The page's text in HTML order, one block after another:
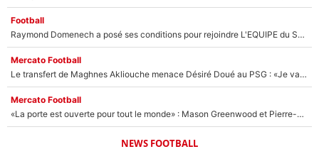
Football
Raymond Domenech a posé ses conditions pour rejoindre L'EQUIPE du Soir : Il refuse de faire l'émission avec un autre chroniqueur !
Mercato Football
Le transfert de Maghnes Akliouche menace Désiré Doué au PSG : «Je valide à 200%»
Mercato Football
«La porte est ouverte pour tout le monde» : Mason Greenwood et Pierre-Emerick Aubameyang ont quitté l'OM, Amine Gouiri balance sur la suite du mercato et sur la réaction du vestiaire !
NEWS FOOTBALL